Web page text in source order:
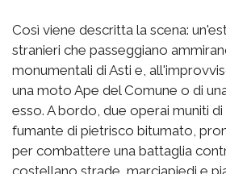
Così viene descritta la scena:
stranieri che passeggiano
monumentali di Asti e,
una moto Ape del Comune o di
esso. A bordo, due operai muniti
fumante di pietrisco bitumato,
per combattere una battaglia